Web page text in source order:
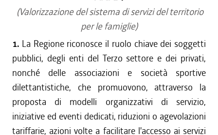
(Valorizzazione del sistema di servizi del territorio
per le famiglie)
1. La Regione riconosce il ruolo chiave dei soggetti
pubblici, degli enti del Terzo settore e dei privati,
nonché delle associazioni e società sportive
dilettantistiche, che promuovono, attraverso la
proposta di modelli organizzativi di servizio,
iniziative ed eventi dedicati, riduzioni o agevolazioni
tariffarie, azioni volte a facilitare l'accesso ai servizi